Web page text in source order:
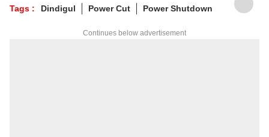
Tags : Dindigul Power Cut Power Shutdown
Continues below advertisement